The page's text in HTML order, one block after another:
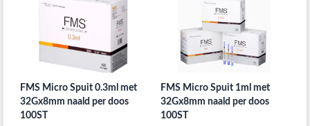
FMS Micro Spuit 0.3ml met
32Gx8mm naald per doos
100ST
FMS Micro Spuit 1ml met
32Gx8mm naald per doos
100ST